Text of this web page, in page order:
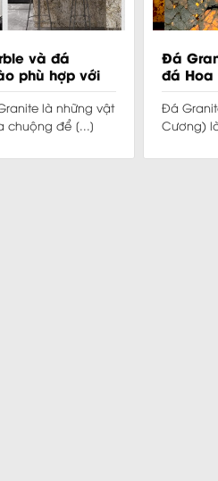
và đá
phù hợp với
là những vật
chuộng để [...]
Đá
đá Hoa
Đá
Cương)